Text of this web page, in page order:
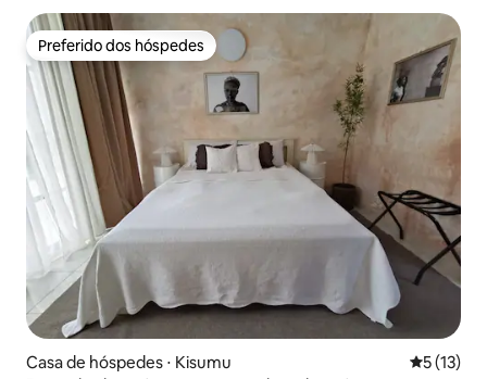
Preferido dos hóspedes
Preferido dos hóspedes
Casa de hóspedes ⋅ Kisumu 5 de uma
5 (13)